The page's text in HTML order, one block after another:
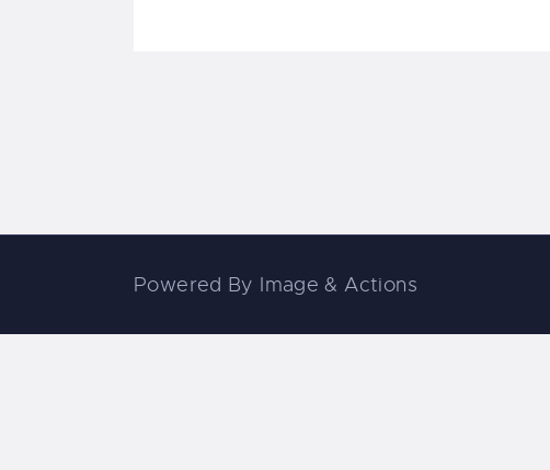
Powered By Image & Actions